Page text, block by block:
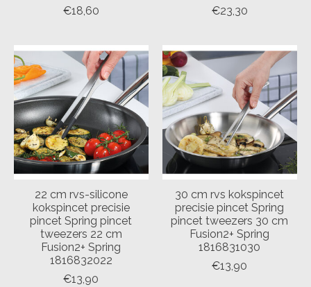
€18,60
€23,30
22 cm rvs-silicone
kokspincet precisie
pincet Spring pincet
tweezers 22 cm
Fusion2+ Spring
1816832022
€13,90
30 cm rvs kokspincet
precisie pincet Spring
pincet tweezers 30 cm
Fusion2+ Spring
1816831030
€13,90